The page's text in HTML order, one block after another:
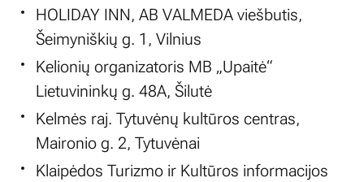
HOLIDAY INN, AB VALMEDA viešbutis,
Šeimyniškių g. 1, Vilnius
Kelionių organizatoris MB „Upaitė“
Lietuvininkų g. 48A, Šilutė
Kelmės raj. Tytuvėnų kultūros centras,
Maironio g. 2, Tytuvėnai
Klaipėdos Turizmo ir Kultūros informacijos